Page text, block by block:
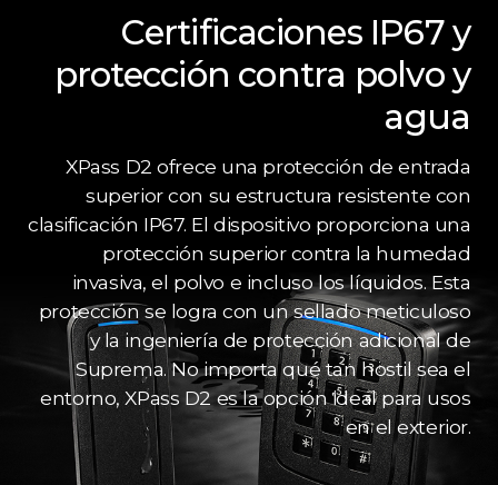
Certificaciones IP67 y
protección contra polvo y
agua
XPass D2 ofrece una protección de entrada
superior con su estructura resistente con
clasificación IP67. El dispositivo proporciona una
protección superior contra la humedad
invasiva, el polvo e incluso los líquidos. Esta
protección se logra con un sellado meticuloso
y la ingeniería de protección adicional de
Suprema. No importa qué tan hostil sea el
entorno, XPass D2 es la opción ideal para usos
en el exterior.